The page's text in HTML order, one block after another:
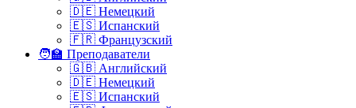
🇩🇪 Немецкий
🇪🇸 Испанский
🇫🇷 Французский
🧑‍🏫 Преподаватели
🇬🇧 Английский
🇩🇪 Немецкий
🇪🇸 Испанский